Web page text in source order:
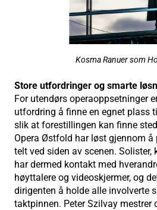
Kosma Ranuer som
Store utfordringer og smarte
For utendørs operaoppsetninger
utfordring å finne en egnet plass
slik at forestillingen kan finne
Opera Østfold har løst gjennom å
telt ved siden av scenen. Solister,
har dermed kontakt med
høyttalere og videoskjermer, og
dirigenten å holde alle involverte
taktpinnen. Peter Szilvay mestrer